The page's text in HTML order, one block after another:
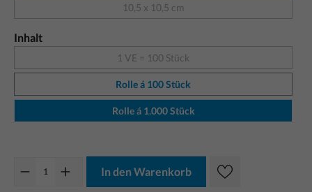
10,5 x 10,5 cm
Inhalt
1 VE = 100 Stück
Rolle á 100 Stück
Rolle á 1.000 Stück
In den Warenkorb